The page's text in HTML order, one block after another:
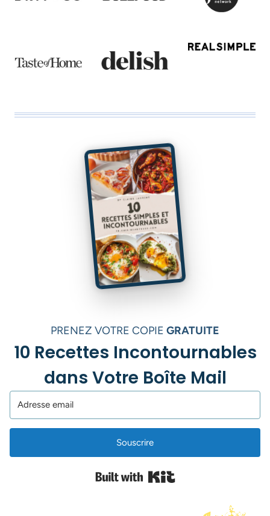
PRENEZ VOTRE COPIE GRATUITE
10 Recettes Incontournables
dans Votre Boîte Mail
Souscrire
Built with Kit